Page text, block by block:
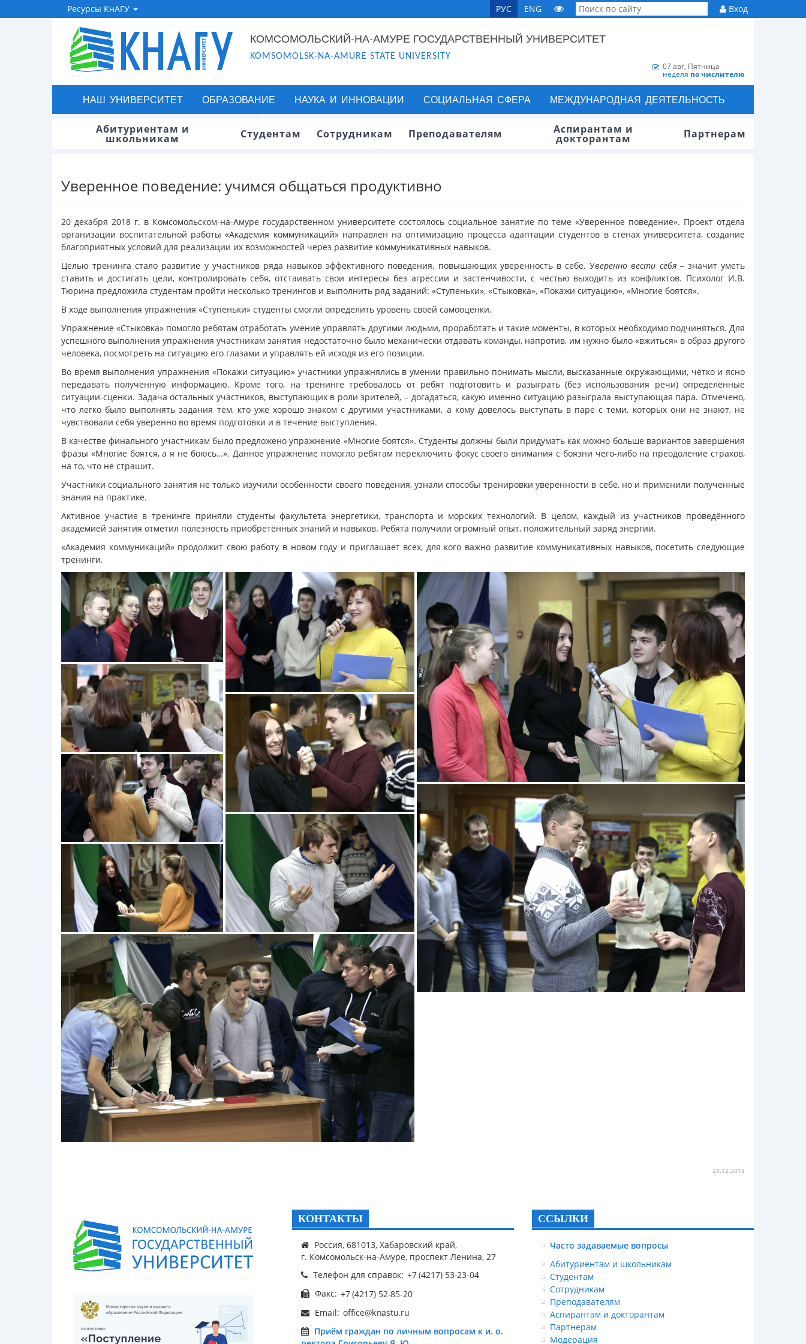
Ресурсы КнАГУ РУС ENG Вход
КОМСОМОЛЬСКИЙ-НА-АМУРЕ ГОСУДАРСТВЕННЫЙ УНИВЕРСИТЕТ
KOMSOMOLSK-NA-AMURE STATE UNIVERSITY
07 авг, Пятница
неделя по числителю
НАШ УНИВЕРСИТЕТ ОБРАЗОВАНИЕ НАУКА И ИННОВАЦИИ СОЦИАЛЬНАЯ СФЕРА МЕЖДУНАРОДНАЯ ДЕЯТЕЛЬНОСТЬ
Абитуриентам и
школьникам Студентам Сотрудникам Преподавателям Аспирантам и
докторантам Партнерам
Уверенное поведение: учимся общаться продуктивно
20 декабря 2018 г. в Комсомольском-на-Амуре государственном университете состоялось социальное занятие по теме «Уверенное поведение». Проект отдела
организации воспитательной работы «Академия коммуникаций» направлен на оптимизацию процесса адаптации студентов в стенах университета, создание
благоприятных условий для реализации их возможностей через развитие коммуникативных навыков.
Целью тренинга стало развитие у участников ряда навыков эффективного поведения, повышающих уверенность в себе. Уверенно вести себя – значит уметь
ставить и достигать цели, контролировать себя, отстаивать свои интересы без агрессии и застенчивости, с честью выходить из конфликтов. Психолог И.В.
Тюрина предложила студентам пройти несколько тренингов и выполнить ряд заданий: «Ступеньки», «Стыковка», «Покажи ситуацию», «Многие боятся».
В ходе выполнения упражнения «Ступеньки» студенты смогли определить уровень своей самооценки.
Упражнение «Стыковка» помогло ребятам отработать умение управлять другими людьми, проработать и такие моменты, в которых необходимо подчиняться. Для
успешного выполнения упражнения участникам занятия недостаточно было механически отдавать команды, напротив, им нужно было «вжиться» в образ другого
человека, посмотреть на ситуацию его глазами и управлять ей исходя из его позиции.
Во время выполнения упражнения «Покажи ситуацию» участники упражнялись в умении правильно понимать мысли, высказанные окружающими, чётко и ясно
передавать полученную информацию. Кроме того, на тренинге требовалось от ребят подготовить и разыграть (без использования речи) определённые
ситуации-сценки. Задача остальных участников, выступающих в роли зрителей, – догадаться, какую именно ситуацию разыграла выступающая пара. Отмечено,
что легко было выполнять задания тем, кто уже хорошо знаком с другими участниками, а кому довелось выступать в паре с теми, которых они не знают, не
чувствовали себя уверенно во время подготовки и в течение выступления.
В качестве финального участникам было предложено упражнение «Многие боятся». Студенты должны были придумать как можно больше вариантов завершения
фразы «Многие боятся, а я не боюсь…». Данное упражнение помогло ребятам переключить фокус своего внимания с боязни чего-либо на преодоление страхов,
на то, что не страшит.
Участники социального занятия не только изучили особенности своего поведения, узнали способы тренировки уверенности в себе, но и применили полученные
знания на практике.
Активное участие в тренинге приняли студенты факультета энергетики, транспорта и морских технологий. В целом, каждый из участников проведённого
академией занятия отметил полезность приобретённых знаний и навыков. Ребята получили огромный опыт, положительный заряд энергии.
«Академия коммуникаций» продолжит свою работу в новом году и приглашает всех, для кого важно развитие коммуникативных навыков, посетить следующие
тренинги.
24.12.2018
КОНТАКТЫ
Россия, 681013, Хабаровский край,
г. Комсомольск-на-Амуре, проспект Ленина, 27
Телефон для справок:
Факс:
Email:
Приём граждан по личным вопросам к и. о.
ССЫЛКИ
Часто задаваемые вопросы
Абитуриентам и школьникам
Студентам
Сотрудникам
Преподавателям
Аспирантам и докторантам
Партнерам
Модерация